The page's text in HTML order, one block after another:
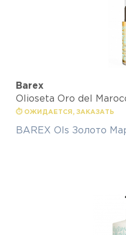
Barex
Olioseta Oro del
⏱ ОЖИДАЕТСЯ, ЗАКАЗАТЬ
BAREX Ols Золото